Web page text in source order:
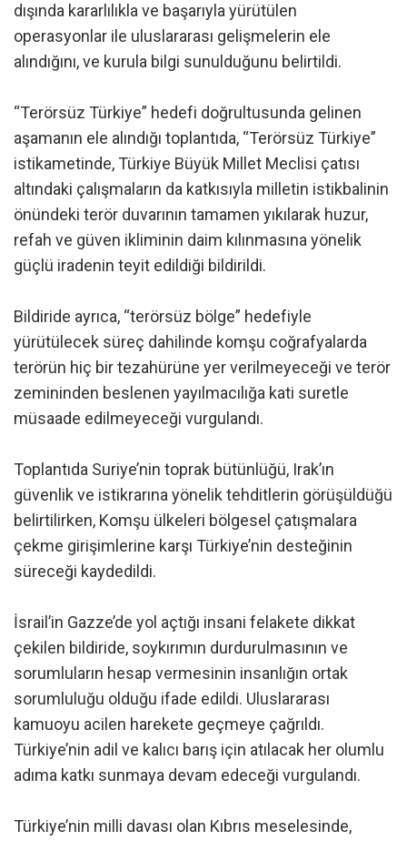
dışında kararlılıkla ve başarıyla yürütülen
operasyonlar ile uluslararası gelişmelerin ele
alındığını, ve kurula bilgi sunulduğunu belirtildi.
“Terörsüz Türkiye” hedefi doğrultusunda gelinen
aşamanın ele alındığı toplantıda, “Terörsüz Türkiye”
istikametinde, Türkiye Büyük Millet Meclisi çatısı
altındaki çalışmaların da katkısıyla milletin istikbalinin
önündeki terör duvarının tamamen yıkılarak huzur,
refah ve güven ikliminin daim kılınmasına yönelik
güçlü iradenin teyit edildiği bildirildi.
Bildiride ayrıca, “terörsüz bölge” hedefiyle
yürütülecek süreç dahilinde komşu coğrafyalarda
terörün hiç bir tezahürüne yer verilmeyeceği ve terör
zemininden beslenen yayılmacılığa kati suretle
müsaade edilmeyeceği vurgulandı.
Toplantıda Suriye’nin toprak bütünlüğü, Irak’ın
güvenlik ve istikrarına yönelik tehditlerin görüşüldüğü
belirtilirken, Komşu ülkeleri bölgesel çatışmalara
çekme girişimlerine karşı Türkiye’nin desteğinin
süreceği kaydedildi.
İsrail’in Gazze’de yol açtığı insani felakete dikkat
çekilen bildiride, soykırımın durdurulmasının ve
sorumluların hesap vermesinin insanlığın ortak
sorumluluğu olduğu ifade edildi. Uluslararası
kamuoyu acilen harekete geçmeye çağrıldı.
Türkiye’nin adil ve kalıcı barış için atılacak her olumlu
adıma katkı sunmaya devam edeceği vurgulandı.
Türkiye’nin milli davası olan Kıbrıs meselesinde,